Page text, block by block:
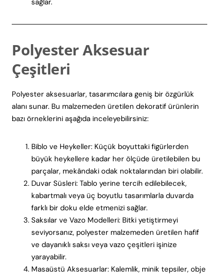
sağlar.
Polyester Aksesuar
Çeşitleri
Polyester aksesuarlar, tasarımcılara geniş bir özgürlük
alanı sunar. Bu malzemeden üretilen dekoratif ürünlerin
bazı örneklerini aşağıda inceleyebilirsiniz:
Biblo ve Heykeller: Küçük boyuttaki figürlerden
büyük heykellere kadar her ölçüde üretilebilen bu
parçalar, mekândaki odak noktalarından biri olabilir.
Duvar Süsleri: Tablo yerine tercih edilebilecek,
kabartmalı veya üç boyutlu tasarımlarla duvarda
farklı bir doku elde etmenizi sağlar.
Saksılar ve Vazo Modelleri: Bitki yetiştirmeyi
seviyorsanız, polyester malzemeden üretilen hafif
ve dayanıklı saksı veya vazo çeşitleri işinize
yarayabilir.
Masaüstü Aksesuarlar: Kalemlik, minik tepsiler, obje